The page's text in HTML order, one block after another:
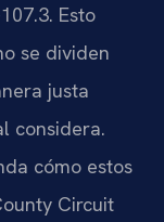
Esto
se dividen
justa
considera.
cómo estos
Circuit